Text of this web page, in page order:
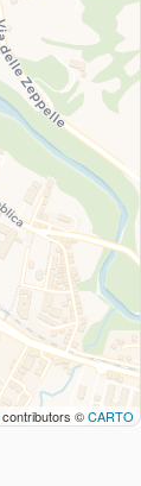
contributors ©CARTO